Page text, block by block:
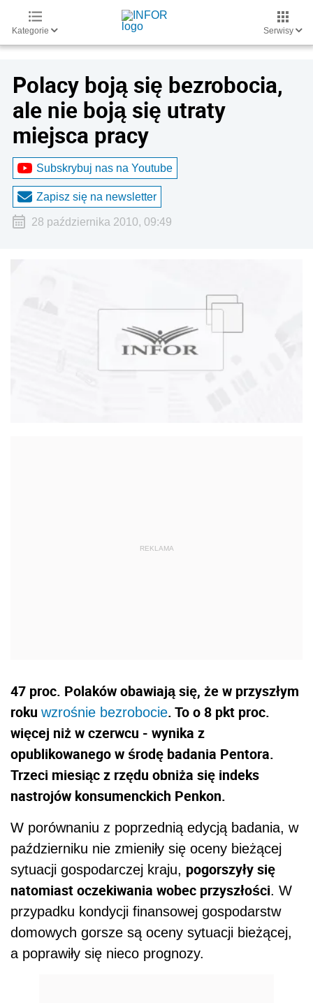
Kategorie Serwisy
Polacy boją się bezrobocia,
ale nie boją się utraty
miejsca pracy
Subskrybuj nas na Youtube
Zapisz się na newsletter
28 października 2010, 09:49
47 proc. Polaków obawiają się, że w przyszłym
roku wzrośnie bezrobocie. To o 8 pkt proc.
więcej niż w czerwcu - wynika z
opublikowanego w środę badania Pentora.
Trzeci miesiąc z rzędu obniża się indeks
nastrojów konsumenckich Penkon.
W porównaniu z poprzednią edycją badania, w
październiku nie zmieniły się oceny bieżącej
sytuacji gospodarczej kraju, pogorszyły się
natomiast oczekiwania wobec przyszłości. W
przypadku kondycji finansowej gospodarstw
domowych gorsze są oceny sytuacji bieżącej,
a poprawiły się nieco prognozy.